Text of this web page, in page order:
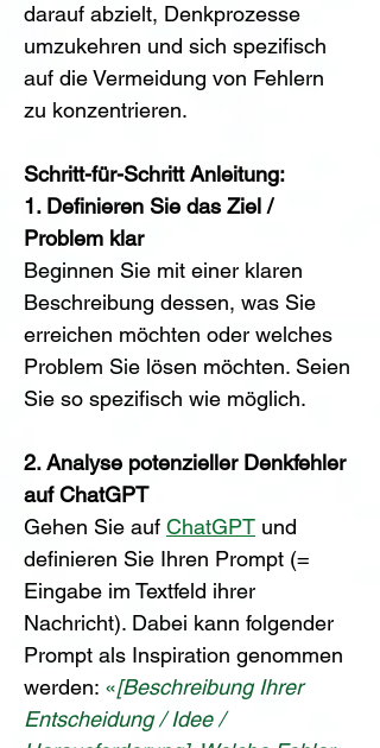
darauf abzielt, Denkprozesse
umzukehren und sich spezifisch
auf die Vermeidung von Fehlern
zu konzentrieren.
Schritt-für-Schritt Anleitung:
1. Definieren Sie das Ziel /
Problem klar
Beginnen Sie mit einer klaren
Beschreibung dessen, was Sie
erreichen möchten oder welches
Problem Sie lösen möchten. Seien
Sie so spezifisch wie möglich.
2. Analyse potenzieller Denkfehler
auf ChatGPT
Gehen Sie auf ChatGPT und
definieren Sie Ihren Prompt (=
Eingabe im Textfeld ihrer
Nachricht). Dabei kann folgender
Prompt als Inspiration genommen
werden: «[Beschreibung Ihrer
Entscheidung / Idee /